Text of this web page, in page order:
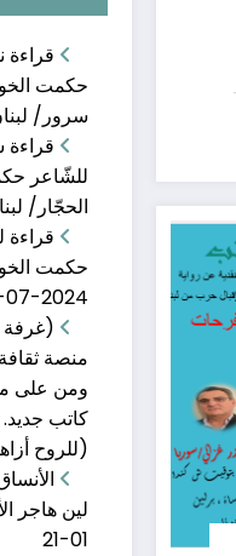
الحلقة 16من (ناقد وك�
يناير 20, 2024
قراءة
حكمت
سرور/
قراءة
للشّاعر
الحجّار/
قراءة
حكمت
2024-07-13
(غرفة
منصة
كاتب
(للروح
لين هاجر
01-21